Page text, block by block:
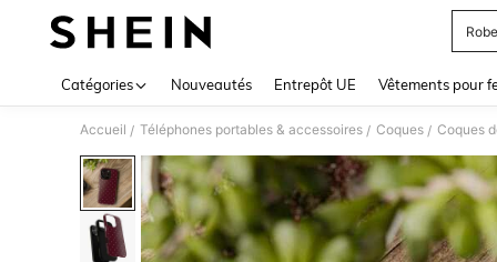
Catégories Nouveautés Entrepôt UE Vêtements pour
Accueil / Téléphones portables & accessoires / Coques / Coques